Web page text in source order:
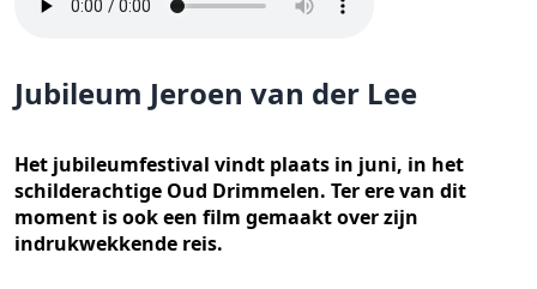
Jubileum Jeroen van der Lee
Het jubileumfestival vindt plaats in juni, in het
schilderachtige Oud Drimmelen. Ter ere van dit
moment is ook een film gemaakt over zijn
indrukwekkende reis.